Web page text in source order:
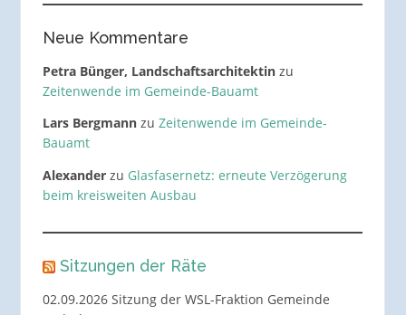
Neue Kommentare
Petra Bünger, Landschaftsarchitektinzu
Zeitenwende im Gemeinde-Bauamt
Lars Bergmannzu Zeitenwende im Gemeinde-
Bauamt
Alexanderzu Glasfasernetz: erneute Verzögerung
beim kreisweiten Ausbau
Sitzungen der Räte
02.09.2026 Sitzung der WSL-Fraktion Gemeinde